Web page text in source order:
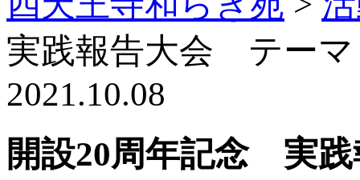
実践報告大会 テー
2021.10.08
開設20周年記念 実